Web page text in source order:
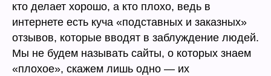
кто делает хорошо, а кто плохо, ведь в
интернете есть куча «подставных и заказных»
отзывов, которые вводят в заблуждение людей.
Мы не будем называть сайты, о которых знаем
«плохое», скажем лишь одно — их